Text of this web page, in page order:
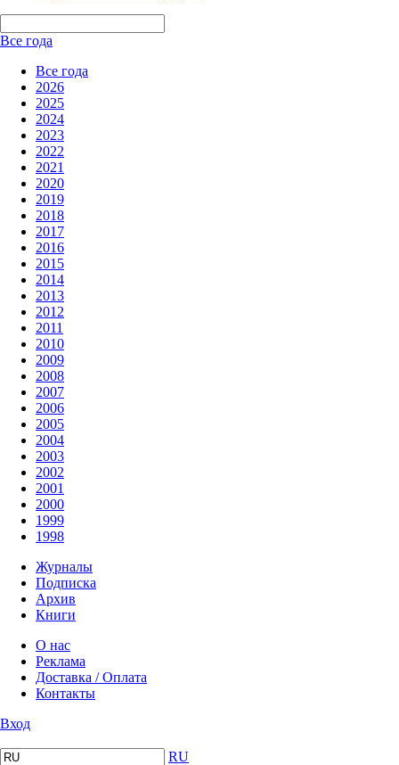
Все года
Все года
2026
2025
2024
2023
2022
2021
2020
2019
2018
2017
2016
2015
2014
2013
2012
2011
2010
2009
2008
2007
2006
2005
2004
2003
2002
2001
2000
1999
1998
Журналы
Подписка
Архив
Книги
О нас
Реклама
Доставка / Оплата
Контакты
Вход
RU